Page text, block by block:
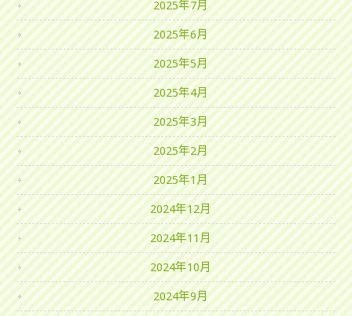
2025年7月
2025年6月
2025年5月
2025年4月
2025年3月
2025年2月
2025年1月
2024年12月
2024年11月
2024年10月
2024年9月